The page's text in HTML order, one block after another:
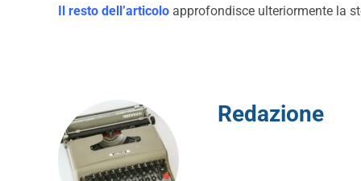
Il resto dell’articolo approfondisce ulteriormente la
Redazione